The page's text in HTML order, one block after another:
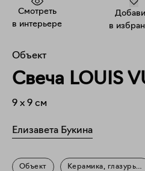
Смотреть
в интерьере
в
Объект
Свеча LOUIS
9 x 9 см
Елизавета Букина
Объект Керамика, глазурь,